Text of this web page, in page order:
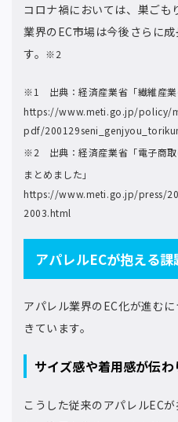
コロナ禍においては、巣ごも
業界のEC市場は今後さらに
す。 ※2
※1 出典：経済産業省「繊維産業
https://www.meti.go.jp/policy/
pdf/
※2 出典：経済産業省「電子商取
まとめました」
https://www.meti.go.jp/press/
2003.html
アパレルECが抱える課
アパレル業界のEC化が進む
きています。
サイズ感や着用感が伝わ
こうした従来のアパレルEC